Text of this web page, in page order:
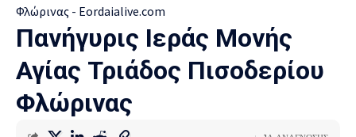
Πανήγυρις Ιεράς Μονής
Αγίας Τριάδος Πισοδερίου
Φλώρινας